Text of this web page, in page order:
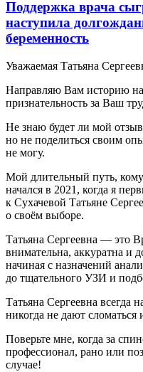
Поддержка врача
наступила
беременность
Уважаемая Татьяна
Направляю Вам историю
признательность за Ваш
Не знаю будет ли мой
но не поделиться своим
не могу.
Мой длительный путь,
начался в 2021, когда я
к Сухачевой Татьяне
о своём выборе.
Татьяна Сергеевна — это
внимательна, аккуратна
начиная с назначений
до тщательного УЗИ и
Татьяна Сергеевна всегда
никогда не дают сломаться
Поверьте мне, когда за
профессионал, рано или
случае!